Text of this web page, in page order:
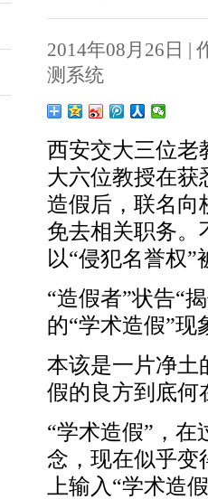
2014年08月26日 |
测系统
西安交大三位老
大六位教授在获
造假后，联名向
免去相关职务。
以“侵犯名誉权”
“造假者”状告“
的“学术造假”现
本该是一片净土
假的良方到底何
“学术造假”，
念，现在似乎变
上输入“学术造